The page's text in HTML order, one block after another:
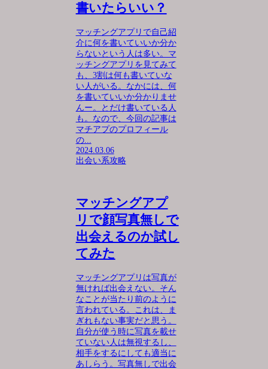
書いたらいい？
マッチングアプリで自己紹
介に何を書いていいか分か
らないという人は多い。マ
ッチングアプリを見てみて
も、3割は何も書いていな
い人がいる。なかには、何
を書いていいか分かりませ
んー。とだけ書いている人
も。なので、今回の記事は
マチアプのプロフィール
の...
2024.03.06
出会い系攻略
マッチングアプ
リで顔写真無しで
出会えるのか試し
てみた
マッチングアプリは写真が
無ければ出会えない。そん
なことが当たり前のように
言われている。これは、ま
ぎれもない事実だと思う。
自分が使う時に写真を載せ
ていない人は無視するし、
相手をするにしても適当に
あしらう。写真無しで出会